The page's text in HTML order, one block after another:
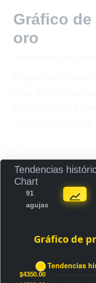
Gráfico
oro
Tendencias
Chart
91
agujas